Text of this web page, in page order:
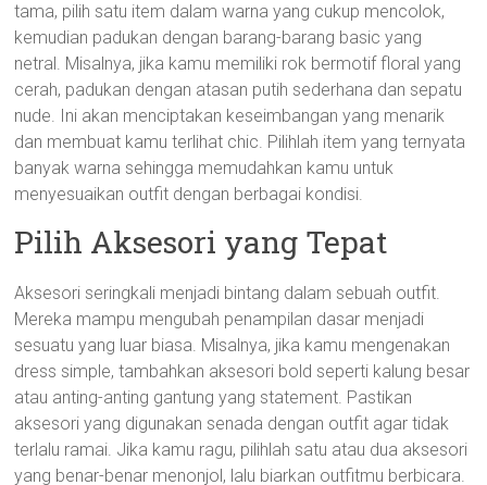
tama, pilih satu item dalam warna yang cukup mencolok,
kemudian padukan dengan barang-barang basic yang
netral. Misalnya, jika kamu memiliki rok bermotif floral yang
cerah, padukan dengan atasan putih sederhana dan sepatu
nude. Ini akan menciptakan keseimbangan yang menarik
dan membuat kamu terlihat chic. Pilihlah item yang ternyata
banyak warna sehingga memudahkan kamu untuk
menyesuaikan outfit dengan berbagai kondisi.
Pilih Aksesori yang Tepat
Aksesori seringkali menjadi bintang dalam sebuah outfit.
Mereka mampu mengubah penampilan dasar menjadi
sesuatu yang luar biasa. Misalnya, jika kamu mengenakan
dress simple, tambahkan aksesori bold seperti kalung besar
atau anting-anting gantung yang statement. Pastikan
aksesori yang digunakan senada dengan outfit agar tidak
terlalu ramai. Jika kamu ragu, pilihlah satu atau dua aksesori
yang benar-benar menonjol, lalu biarkan outfitmu berbicara.